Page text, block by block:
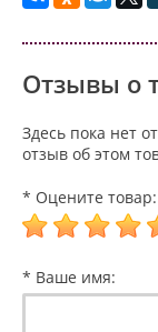
Отзывы о
Здесь пока нет
отзыв об этом
* Оцените товар:
* Ваше имя: